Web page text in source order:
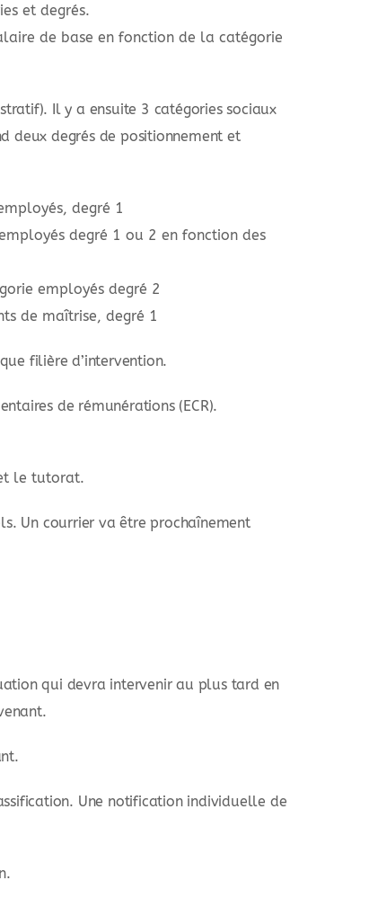
et degrés.
de base en fonction de la catégorie
Il y a ensuite 3 catégories sociaux
deux degrés de positionnement et
degré 1
degré 1 ou 2 en fonction des
employés degré 2
de maîtrise, degré 1
filière d’intervention.
de rémunérations (ECR).
le tutorat.
Un courrier va être prochaînement
qui devra intervenir au plus tard en
Une notification individuelle de